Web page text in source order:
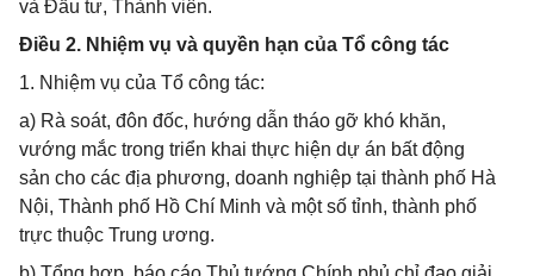
và Đầu tư, Thành viên.
Điều 2. Nhiệm vụ và quyền hạn của Tổ công tác
1. Nhiệm vụ của Tổ công tác:
a) Rà soát, đôn đốc, hướng dẫn tháo gỡ khó khăn,
vướng mắc trong triển khai thực hiện dự án bất động
sản cho các địa phương, doanh nghiệp tại thành phố Hà
Nội, Thành phố Hồ Chí Minh và một số tỉnh, thành phố
trực thuộc Trung ương.